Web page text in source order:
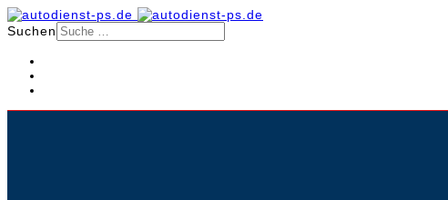
Suchen